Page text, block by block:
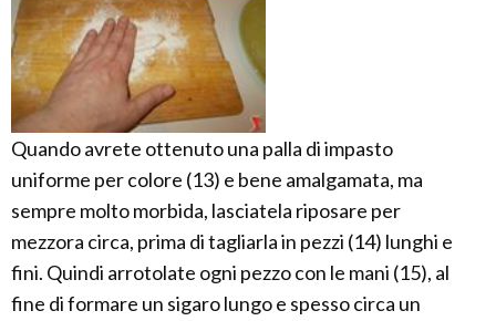
Quando avrete ottenuto una palla di impasto
uniforme per colore (13) e bene amalgamata, ma
sempre molto morbida, lasciatela riposare per
mezzora circa, prima di tagliarla in pezzi (14) lunghi e
fini. Quindi arrotolate ogni pezzo con le mani (15), al
fine di formare un sigaro lungo e spesso circa un